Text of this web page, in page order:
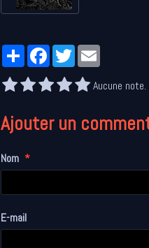
PartagerFacebookTwitter
Aucune
Ajouter un
Nom
E-mail